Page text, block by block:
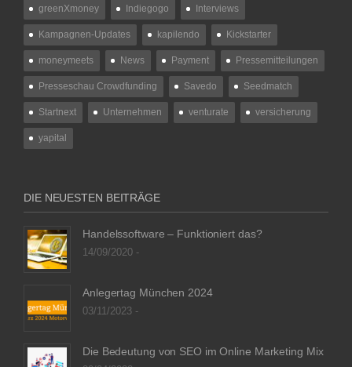
greenXmoney Indiegogo Interviews
Kampagnen-Updates kapilendo Kickstarter
moneymeets News Payment Pressemitteilungen
Presseschau Crowdfunding Savedo Seedmatch
Startnext Unternehmen venturate versicherung
yapital
DIE NEUESTEN BEITRÄGE
Handelssoftware – Funktioniert das?
14/09/2020 -
Anlegertag München 2024
03/11/2023 -
Die Bedeutung von SEO im Online Marketing Mix